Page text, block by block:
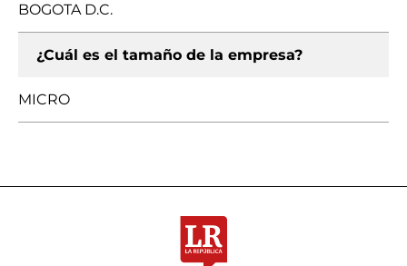
BOGOTA D.C.
¿Cuál es el tamaño de la empresa?
MICRO